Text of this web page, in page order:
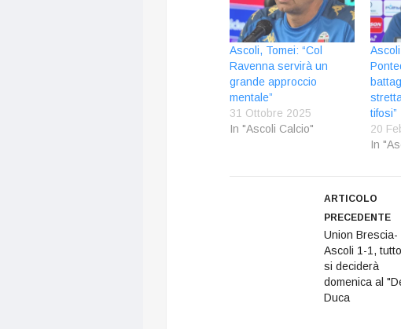
Ascoli, Tomei: “Col
Ravenna servirà un
grande approccio
mentale”
31 Ottobre 2025
In "Ascoli Calcio"
tifosi”
20
In
ARTICOLO
PRECEDENTE
Union Brescia-
Ascoli 1-1, tutto
si deciderà
domenica al
Duca